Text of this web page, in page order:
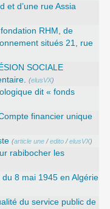
et d’une rue Assia
RHM, de
situés 21, rue
SOCIALE
(elusVX)
dit « fonds
financier unique
(article une/edito/elusVX)
rabibocher les
8 mai 1945 en Algérie
du service public de